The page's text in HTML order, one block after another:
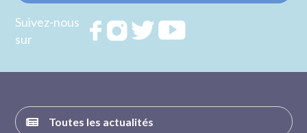
Suivez-nous
sur
RejoignezRejoignezRejoignez
Toutes les actualités